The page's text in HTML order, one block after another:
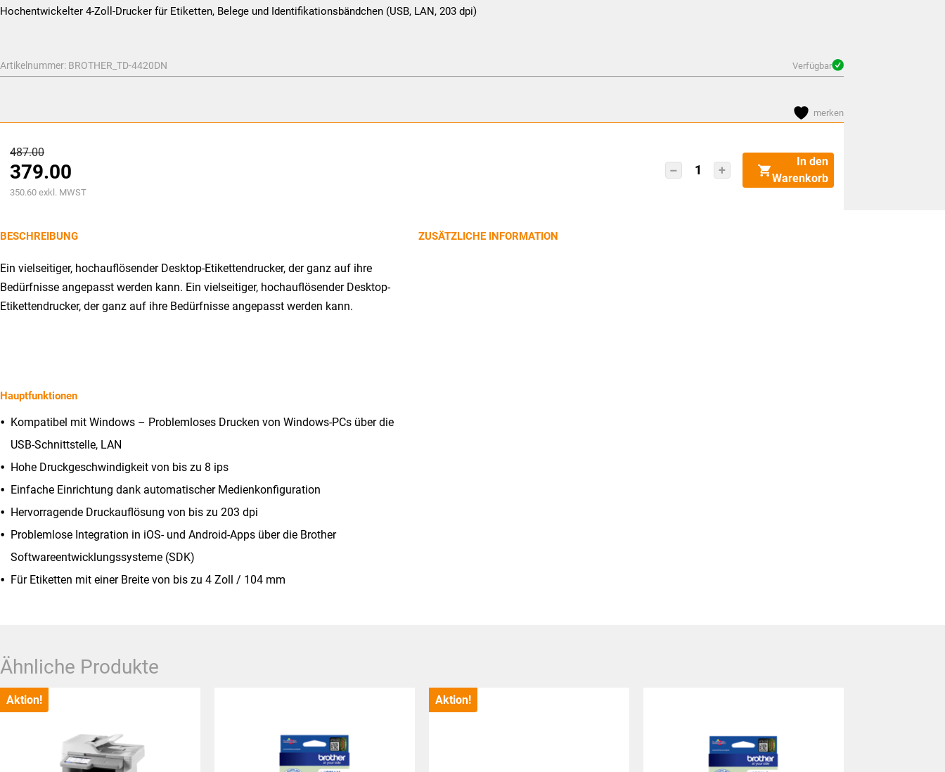
CHF487.00
Preis
Hochentwickelter 4-Zoll-Drucker für Etiketten, Belege und Identifikationsbändchen (USB, LAN, 203 dpi)
Artikelnummer: BROTHER_TD-4420DN Verfügbar
merken
487.00Ursprünglicher
Preis
war:
379.00
Aktueller
ist:
350.60 exkl. MWST
Brother
In den
Warenkorb
BESCHREIBUNG
Ein vielseitiger, hochauflösender Desktop-Etikettendrucker, der ganz auf ihre
Bedürfnisse angepasst werden kann. Ein vielseitiger, hochauflösender Desktop-
Etikettendrucker, der ganz auf ihre Bedürfnisse angepasst werden kann.
Hauptfunktionen
Kompatibel mit Windows – Problemloses Drucken von Windows-PCs über die
USB-Schnittstelle, LAN
Hohe Druckgeschwindigkeit von bis zu 8 ips
Einfache Einrichtung dank automatischer Medienkonfiguration
Hervorragende Druckauflösung von bis zu 203 dpi
Problemlose Integration in iOS- und Android-Apps über die Brother
Softwareentwicklungssysteme (SDK)
Für Etiketten mit einer Breite von bis zu 4 Zoll / 104 mm
ZUSÄTZLICHE INFORMATION
Ähnliche Produkte
Aktion! Aktion!